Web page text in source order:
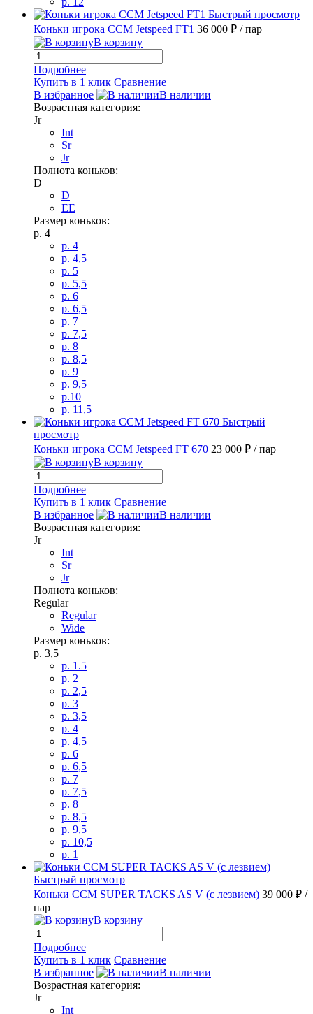
Быстрый просмотр
Коньки игрока CCM Jetspeed FT1 36 000 ₽ / пар
В корзину
Подробнее
Купить в 1 клик Сравнение
В избранное
В наличии
Возрастная категория:
Jr
Int
Sr
Jr
Полнота коньков:
D
D
EE
Размер коньков:
p. 4
p. 4
p. 4,5
p. 5
p. 5,5
p. 6
p. 6,5
p. 7
p. 7,5
p. 8
p. 8,5
p. 9
p. 9,5
p.10
p. 11,5
Быстрый
просмотр
Коньки игрока CCM Jetspeed FT 670 23 000 ₽ / пар
В корзину
Подробнее
Купить в 1 клик Сравнение
В избранное
В наличии
Возрастная категория:
Jr
Int
Sr
Jr
Полнота коньков:
Regular
Regular
Wide
Размер коньков:
p. 3,5
р. 1.5
p. 2
p. 2,5
p. 3
p. 3,5
p. 4
p. 4,5
p. 6
p. 6,5
p. 7
p. 7,5
p. 8
p. 8,5
p. 9,5
p. 10,5
p. 1
Быстрый просмотр
Коньки CCM SUPER TACKS AS V (с лезвием) 39 000 ₽ /
пар
В корзину
Подробнее
Купить в 1 клик Сравнение
В избранное
В наличии
Возрастная категория:
Jr
Int